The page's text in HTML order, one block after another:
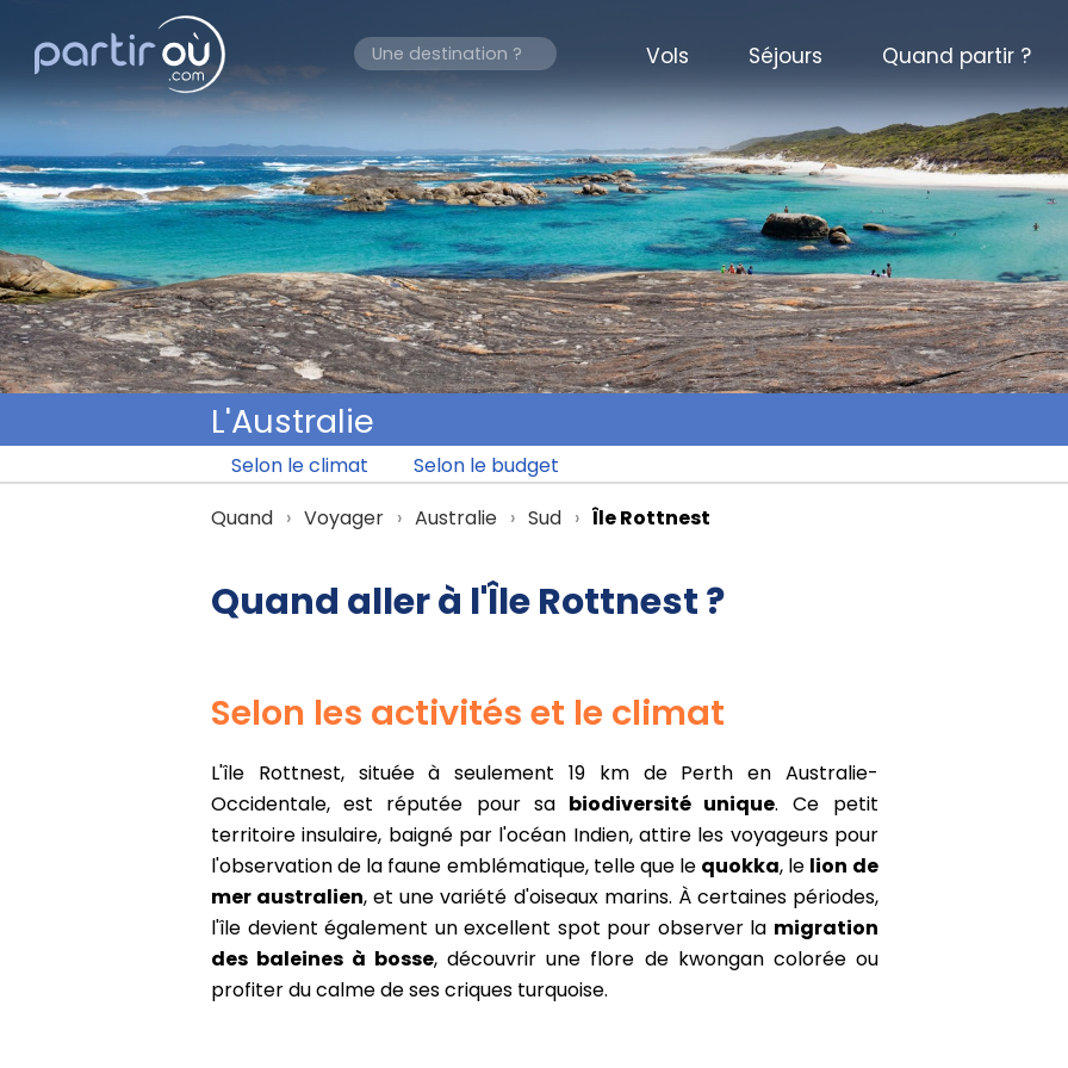
Vols Séjours Quand partir ?
L'Australie
Selon le climat
Selon le budget
Quand
Voyager Australie Sud Île Rottnest
Quand aller à l'Île Rottnest ?
Selon les activités et le climat
L'île Rottnest, située à seulement 19 km de Perth en Australie-
Occidentale, est réputée pour sa biodiversité unique. Ce petit
territoire insulaire, baigné par l'océan Indien, attire les voyageurs pour
l'observation de la faune emblématique, telle que le quokka, le lion de
mer australien, et une variété d'oiseaux marins. À certaines périodes,
l'île devient également un excellent spot pour observer la migration
des baleines à bosse, découvrir une flore de kwongan colorée ou
profiter du calme de ses criques turquoise.